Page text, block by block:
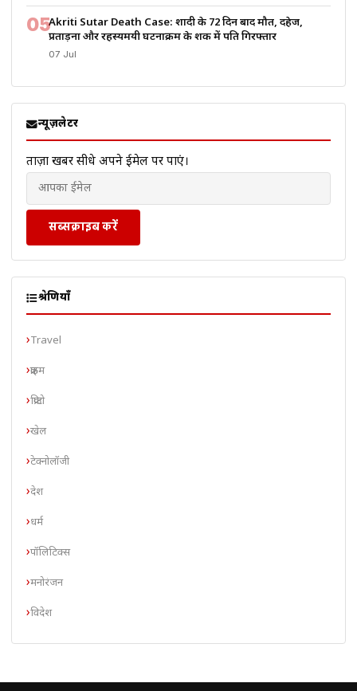
05Akriti Sutar Death Case: शादी के 72 दिन बाद मौत, दहेज,
प्रताड़ना और रहस्यमयी घटनाक्रम के शक में पति गिरफ्तार
07 Jul
न्यूज़लेटर
ताज़ा खबरें सीधे अपने ईमेल पर पाएं।
सब्सक्राइब करें
श्रेणियाँ
Travel
क्राइम
क्रिप्टो
खेल
टेक्नोलॉजी
देश
धर्म
पॉलिटिक्स
मनोरंजन
विदेश